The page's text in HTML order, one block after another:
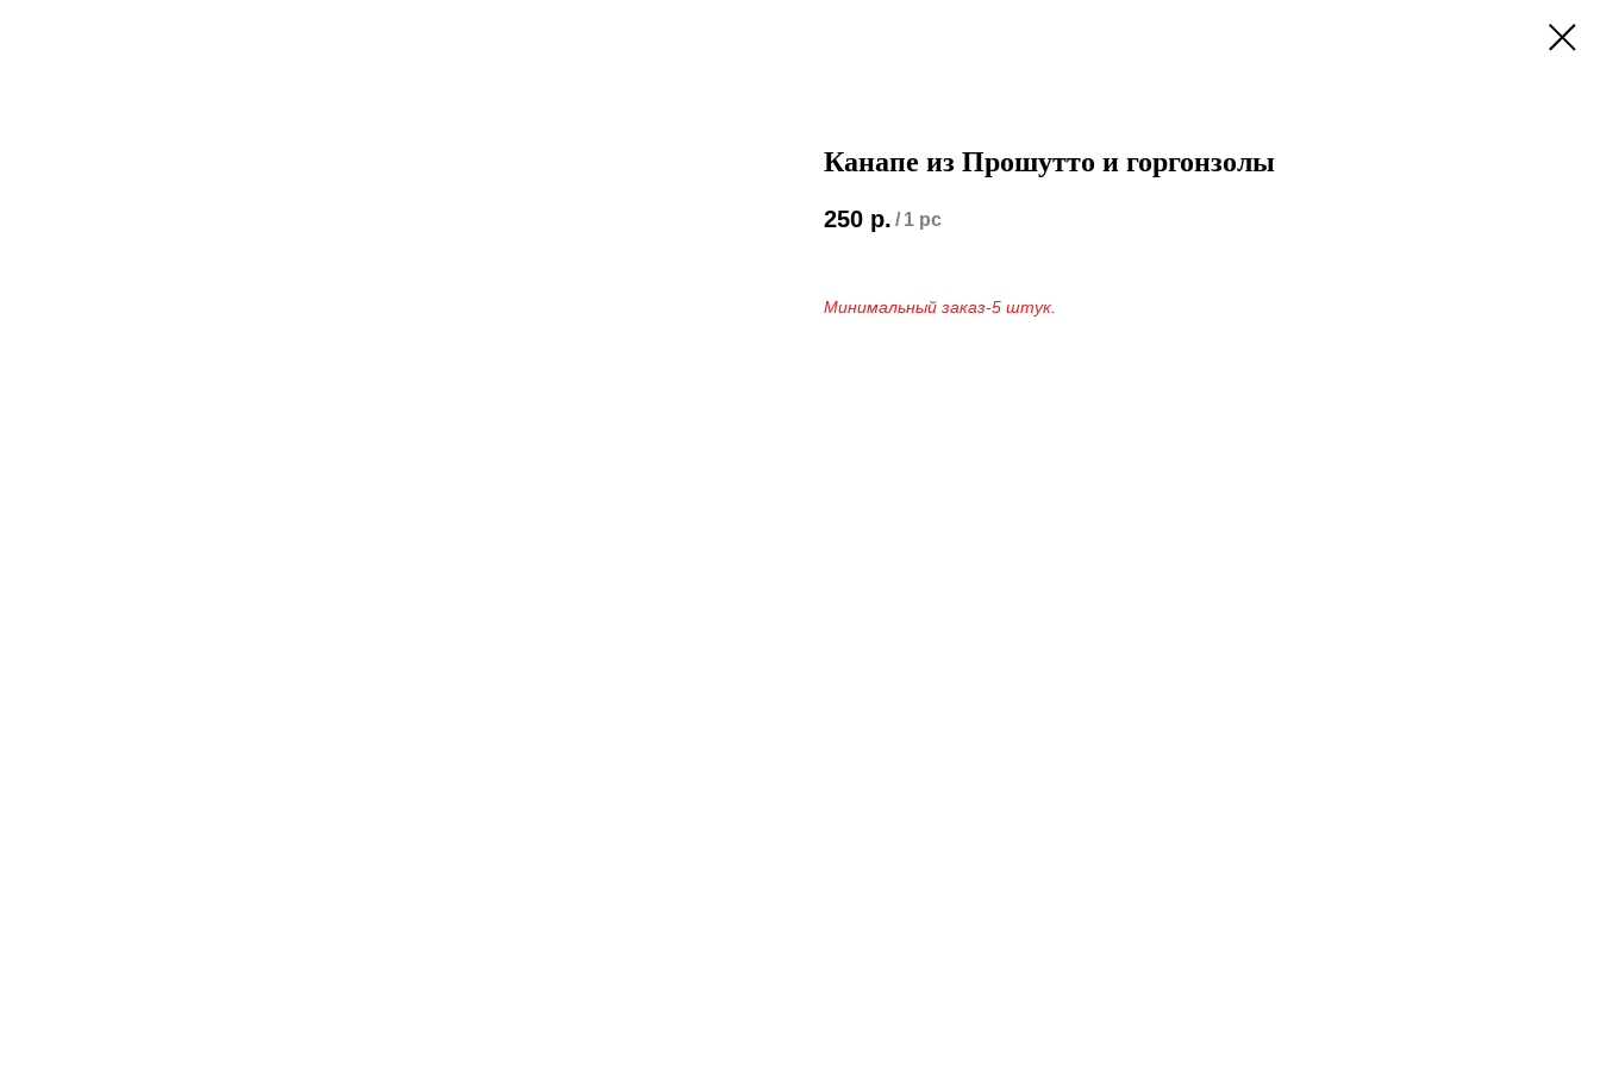
Канапе из Прошутто и горгонзолы
250 р. / 1 pc
Минимальный заказ-5 штук.